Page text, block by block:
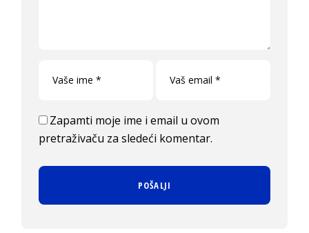
Zapamti moje ime i email u ovom
pretraživaču za sledeći komentar.